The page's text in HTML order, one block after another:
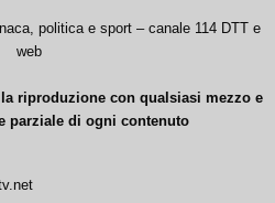
politica e sport – canale 114 DTT e
web
riproduzione con qualsiasi mezzo e
parziale di ogni contenuto